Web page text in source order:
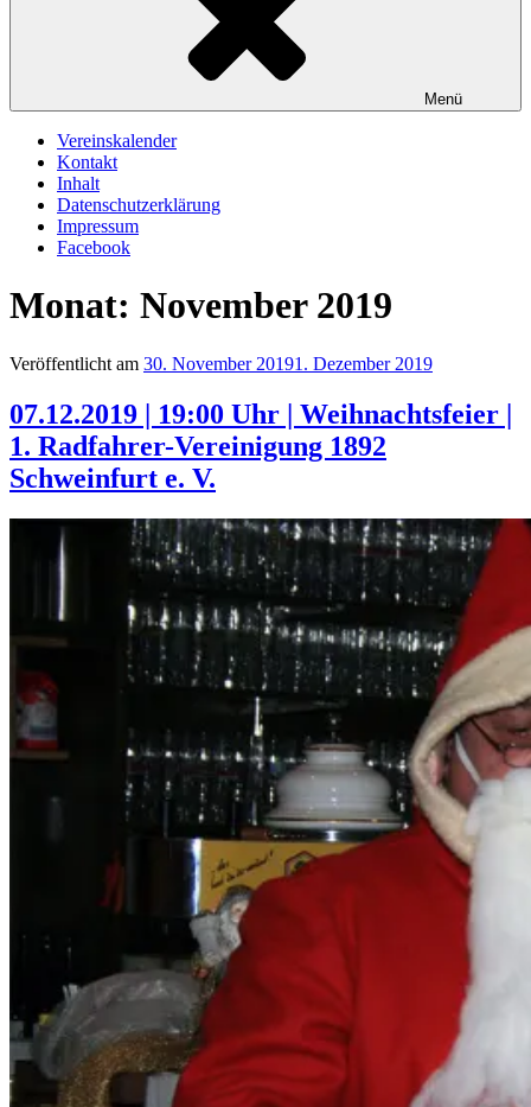
Menü
Vereinskalender
Kontakt
Inhalt
Datenschutzerklärung
Impressum
Facebook
Monat: November 2019
Veröffentlicht am 30. November 20191. Dezember 2019
07.12.2019 | 19:00 Uhr | Weihnachtsfeier |
1. Radfahrer-Vereinigung 1892
Schweinfurt e. V.